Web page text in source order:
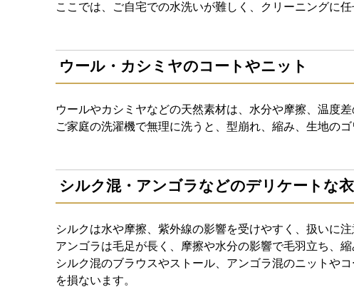
ここでは、ご自宅での水洗いが難しく、クリーニングに
ウール・カシミヤのコートやニット
ウールやカシミヤなどの天然素材は、水分や摩擦、温度
ご家庭の洗濯機で無理に洗うと、型崩れ、縮み、生地のゴ
シルク混・アンゴラなどのデリケートな
シルクは水や摩擦、紫外線の影響を受けやすく、扱いに注
アンゴラは毛足が長く、摩擦や水分の影響で毛羽立ち、
シルク混のブラウスやストール、アンゴラ混のニットや
を損ないます。